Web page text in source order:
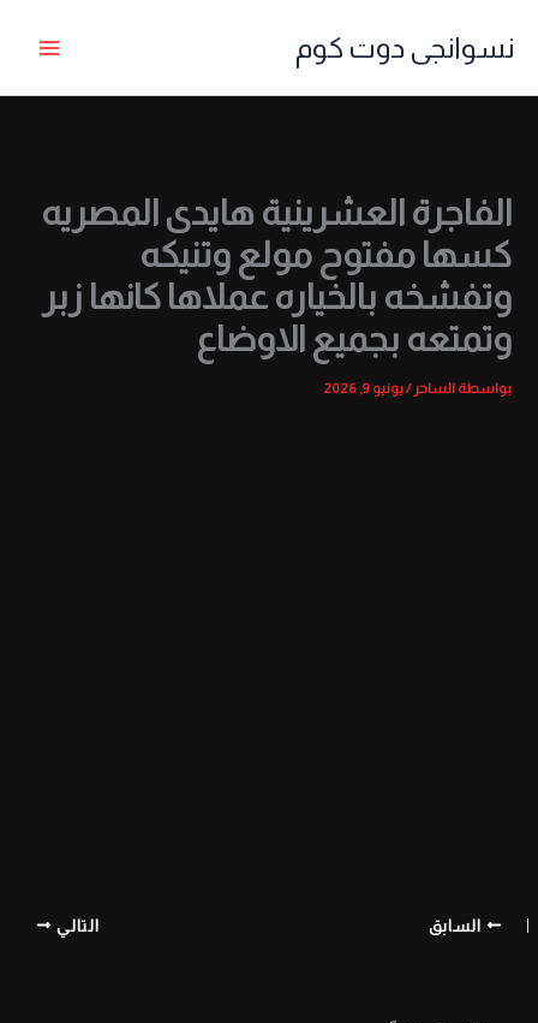
نسوانجى دوت كوم
الفاجرة العشرينية هايدى المصريه
كسها مفتوح مولع وتنيكه
وتفشخه بالخياره عملاها كانها زبر
وتمتعه بجميع الاوضاع
بواسطة الساحر/يونيو 9, 2026
السابق التالي